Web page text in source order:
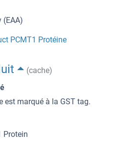
(EAA)
PCMT1 Protéine
(cache)
est marqué à la GST tag.
Protein